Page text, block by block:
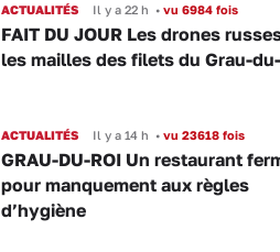
ACTUALITÉS Il y a 22 h •vu 6984 fois
FAIT DU JOUR Les drones
les mailles des filets du Grau-
ACTUALITÉS Il y a 14 h •vu 23618 fois
GRAU-DU-ROI Un restaurant
pour manquement aux règles
d’hygiène